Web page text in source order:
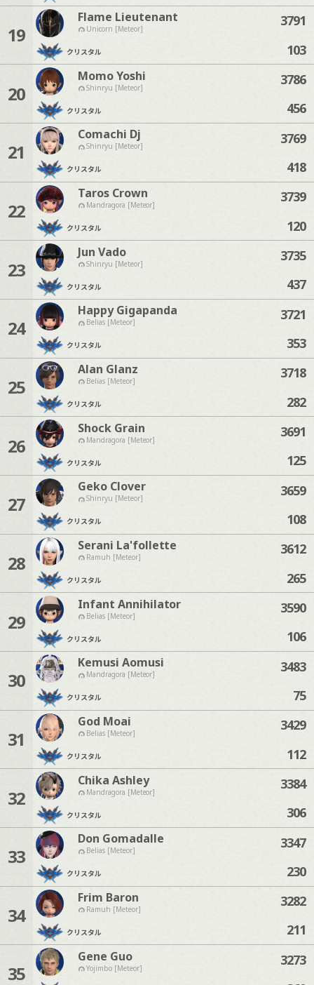
19
Flame Lieutenant
Unicorn [Meteor]
クリスタル
3791
103
20
Momo Yoshi
Shinryu [Meteor]
クリスタル
3786
456
21
Comachi Dj
Shinryu [Meteor]
クリスタル
3769
418
22
Taros Crown
Mandragora [Meteor]
クリスタル
3739
120
23
Jun Vado
Shinryu [Meteor]
クリスタル
3735
437
24
Happy Gigapanda
Belias [Meteor]
クリスタル
3721
353
25
Alan Glanz
Belias [Meteor]
クリスタル
3718
282
26
Shock Grain
Mandragora [Meteor]
クリスタル
3691
125
27
Geko Clover
Shinryu [Meteor]
クリスタル
3659
108
28
Serani La'follette
Ramuh [Meteor]
クリスタル
3612
265
29
Infant Annihilator
Belias [Meteor]
クリスタル
3590
106
30
Kemusi Aomusi
Mandragora [Meteor]
クリスタル
3483
75
31
God Moai
Belias [Meteor]
クリスタル
3429
112
32
Chika Ashley
Mandragora [Meteor]
クリスタル
3384
306
33
Don Gomadalle
Belias [Meteor]
クリスタル
3347
230
34
Frim Baron
Ramuh [Meteor]
クリスタル
3282
211
35
Gene Guo
Yojimbo [Meteor]
3273